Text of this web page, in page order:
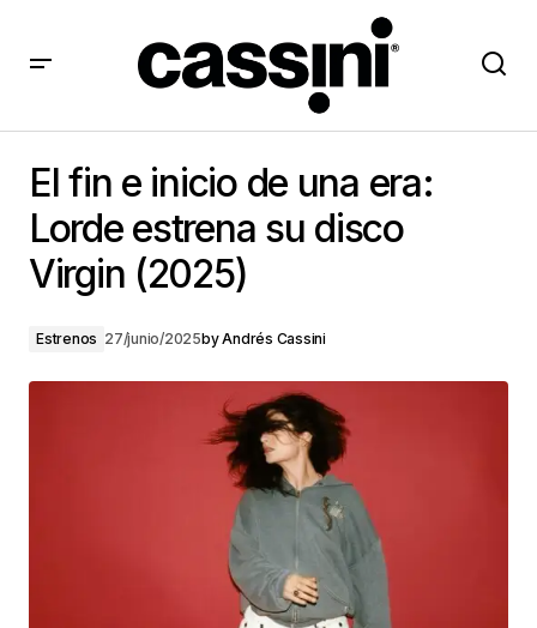
Virgin (2025)
El fin e inicio de una era:
Lorde estrena su disco
Virgin (2025)
Estrenos 27/junio/2025byAndrés Cassini